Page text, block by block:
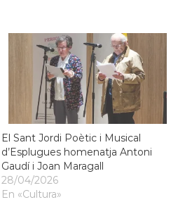
El Sant Jordi Poètic i Musical
d’Esplugues homenatja Antoni
Gaudí i Joan Maragall
28/04/2026
En «Cultura»